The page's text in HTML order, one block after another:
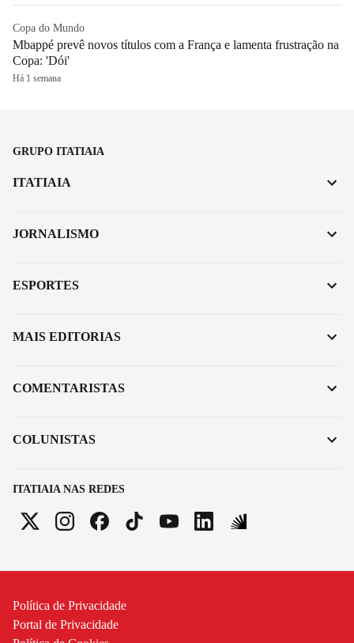
Copa do Mundo
Mbappé prevê novos títulos com a França e lamenta frustração na
Copa: 'Dói'
Há 1 semana
GRUPO ITATIAIA
ITATIAIA NAS REDES
ITATIAIA
JORNALISMO
ESPORTES
MAIS EDITORIAS
COMENTARISTAS
COLUNISTAS
Política de Privacidade
Portal de Privacidade